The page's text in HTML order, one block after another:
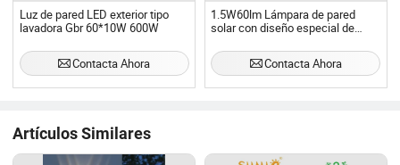
Luz de pared LED exterior tipo
lavadora Gbr 60*10W 600W
Contacta Ahora
1.5W60lm Lámpara de pared
solar con diseño especial de
Contacta Ahora
Artículos Similares